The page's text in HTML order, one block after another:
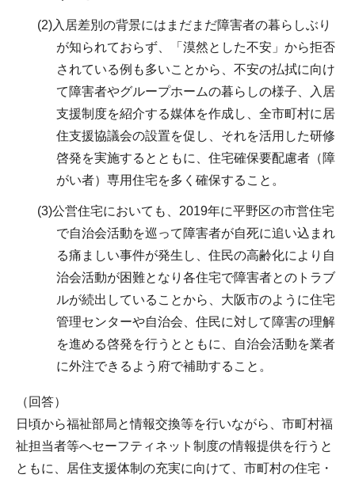
(2)入居差別の背景にはまだまだ障害者の暮らしぶり
が知られておらず、「漠然とした不安」から拒否
されている例も多いことから、不安の払拭に向け
て障害者やグループホームの暮らしの様子、入居
支援制度を紹介する媒体を作成し、全市町村に居
住支援協議会の設置を促し、それを活用した研修
啓発を実施するとともに、住宅確保要配慮者（障
がい者）専用住宅を多く確保すること。
(3)公営住宅においても、2019年に平野区の市営住宅
で自治会活動を巡って障害者が自死に追い込まれ
る痛ましい事件が発生し、住民の高齢化により自
治会活動が困難となり各住宅で障害者とのトラブ
ルが続出していることから、大阪市のように住宅
管理センターや自治会、住民に対して障害の理解
を進める啓発を行うとともに、自治会活動を業者
に外注できるよう府で補助すること。
（回答）
日頃から福祉部局と情報交換等を行いながら、市町村福
祉担当者等へセーフティネット制度の情報提供を行うと
ともに、居住支援体制の充実に向けて、市町村の住宅・